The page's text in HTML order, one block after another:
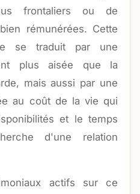
frontaliers ou de
rémunérées. Cette
se traduit par une
plus aisée que la
mais aussi par une
au coût de la vie qui
et le temps
d'une relation
actifs sur ce